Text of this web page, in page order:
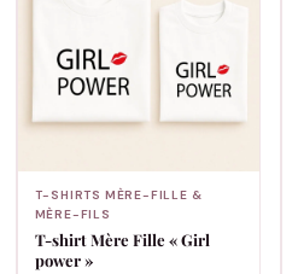
T-SHIRTS MÈRE-FILLE &
MÈRE-FILS
T-shirt Mère Fille « Girl
power »